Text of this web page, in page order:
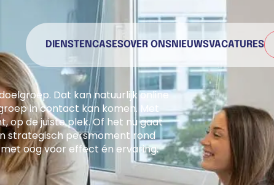
DIENSTENCASESOVER ONSNIEUWSVACATURES
Dat kan natuurlijk online
in contact kan komen. Met
op de juiste plek. Of het nu gaat
strategisch persmoment rond
oog voor effect én ervaring.